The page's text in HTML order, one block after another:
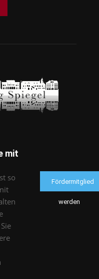
mit
so
Fördermitglied
werden